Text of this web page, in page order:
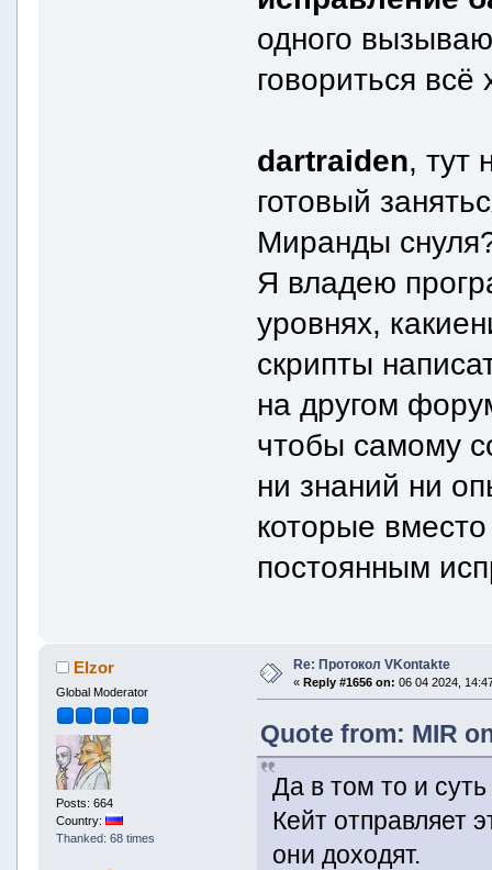
одного
говориться
dartraiden, тут
готовый
Миранды
Я владею
уровнях,
скрипты
на другом
чтобы самому
ни знаний ни
которые
постоянным
Elzor
Global Moderator
Posts: 664
Country:
Thanked: 68 times
Re: Протокол VKontakte
« Reply #1656 on: 06 04 2024,
Quote from: MIR
Да в том то и
Кейт отправляет
они доходят.